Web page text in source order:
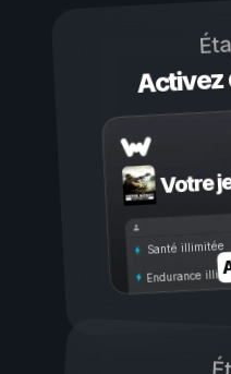
Votre
Santé illimitée
Endurance